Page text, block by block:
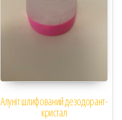
Алуніт шлифований дезодорант-
кристал